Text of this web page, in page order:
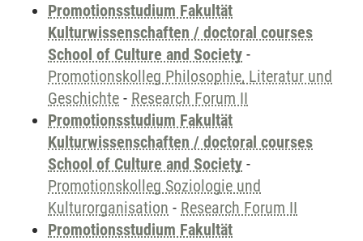
Promotionsstudium Fakultät
Kulturwissenschaften / doctoral courses
School of Culture and Society -
Promotionskolleg Philosophie, Literatur und
Geschichte - Research Forum II
Promotionsstudium Fakultät
Kulturwissenschaften / doctoral courses
School of Culture and Society -
Promotionskolleg Soziologie und
Kulturorganisation - Research Forum II
Promotionsstudium Fakultät